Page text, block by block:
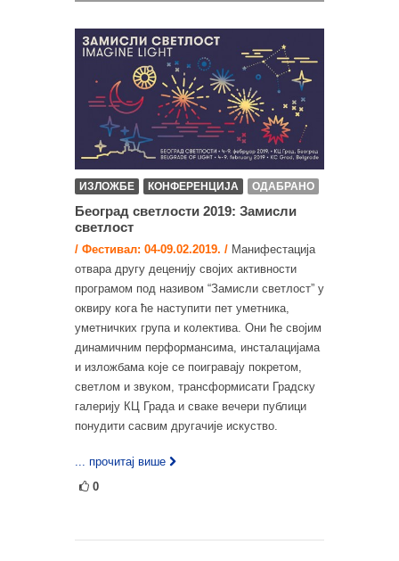
ИЗЛОЖБЕ КОНФЕРЕНЦИЈА ОДАБРАНО
Београд светлости 2019: Замисли
светлост
/ Фестивал: 04-09.02.2019. / Манифестација
отвара другу деценију својих активности
програмом под називом “Замисли светлост” у
оквиру кога ће наступити пет уметника,
уметничких група и колектива. Они ће својим
динамичним перформансима, инсталацијама
и изложбама које се поигравају покретом,
светлом и звуком, трансформисати Градску
галерију КЦ Града и сваке вечери публици
понудити сасвим другачије искуство.
... прочитај више
0